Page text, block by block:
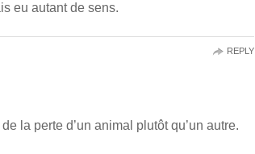
eu autant de sens.
la perte d’un animal plutôt qu’un autre.
REPLY